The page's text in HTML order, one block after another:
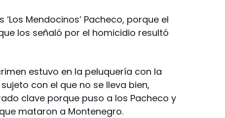
Mendocinos’ Pacheco, porque el
los señaló por el homicidio resultó
estuvo en la peluquería con la
con el que no se lleva bien,
clave porque puso a los Pacheco y
mataron a Montenegro.